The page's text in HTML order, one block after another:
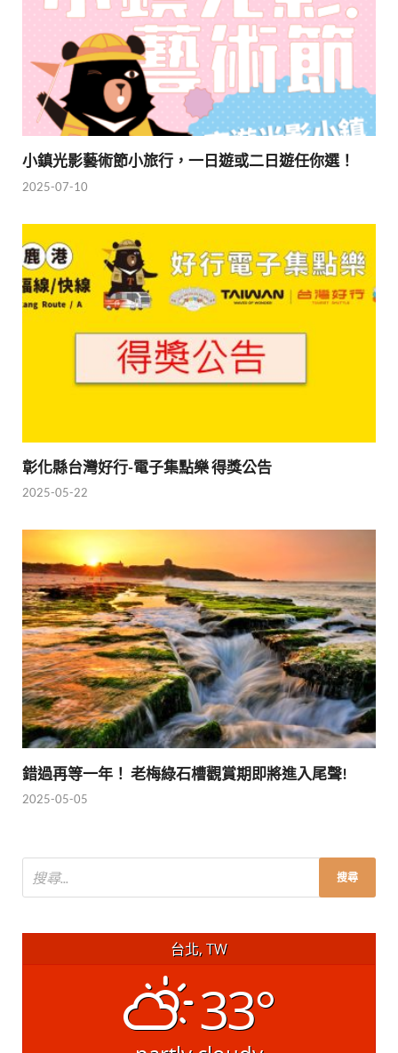
小鎮光影藝術節小旅行，一日遊或二日遊任你選！
2025-07-10
彰化縣台灣好行-電子集點樂 得獎公告
2025-05-22
錯過再等一年！ 老梅綠石槽觀賞期即將進入尾聲!
2025-05-05
台北, TW
33°